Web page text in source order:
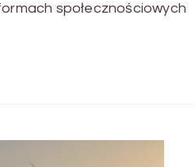
społecznościowych